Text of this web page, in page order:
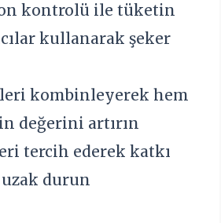
kontrolü ile tüketin
kullanarak şeker
kombinleyerek hem
değerini artırın
tercih ederek katkı
durun